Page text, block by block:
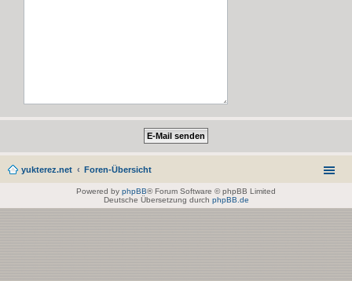
yukterez.net Foren-Übersicht
Powered by phpBB® Forum Software © phpBB Limited
Deutsche Übersetzung durch phpBB.de